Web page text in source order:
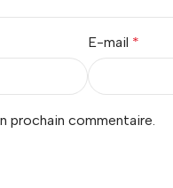
E-mail *
prochain commentaire.